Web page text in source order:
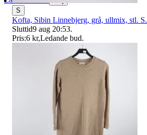
S
Kofta, Sibin Linnebjerg, grå, ullmix, stl. S.
Sluttid9 aug 20:53.
Pris:6 kr,Ledande bud.